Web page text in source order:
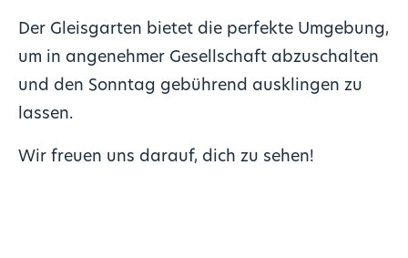
Der Gleisgarten bietet die perfekte Umgebung,
um in angenehmer Gesellschaft abzuschalten
und den Sonntag gebührend ausklingen zu
lassen.
Wir freuen uns darauf, dich zu sehen!